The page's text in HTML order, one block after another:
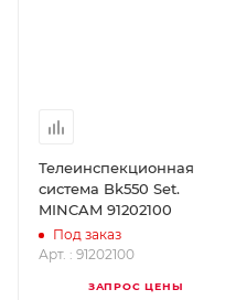
Телеинспекционная
система Bk550 Set.
MINCAM 91202100
Под заказ
Арт. : 91202100
ЗАПРОС ЦЕНЫ